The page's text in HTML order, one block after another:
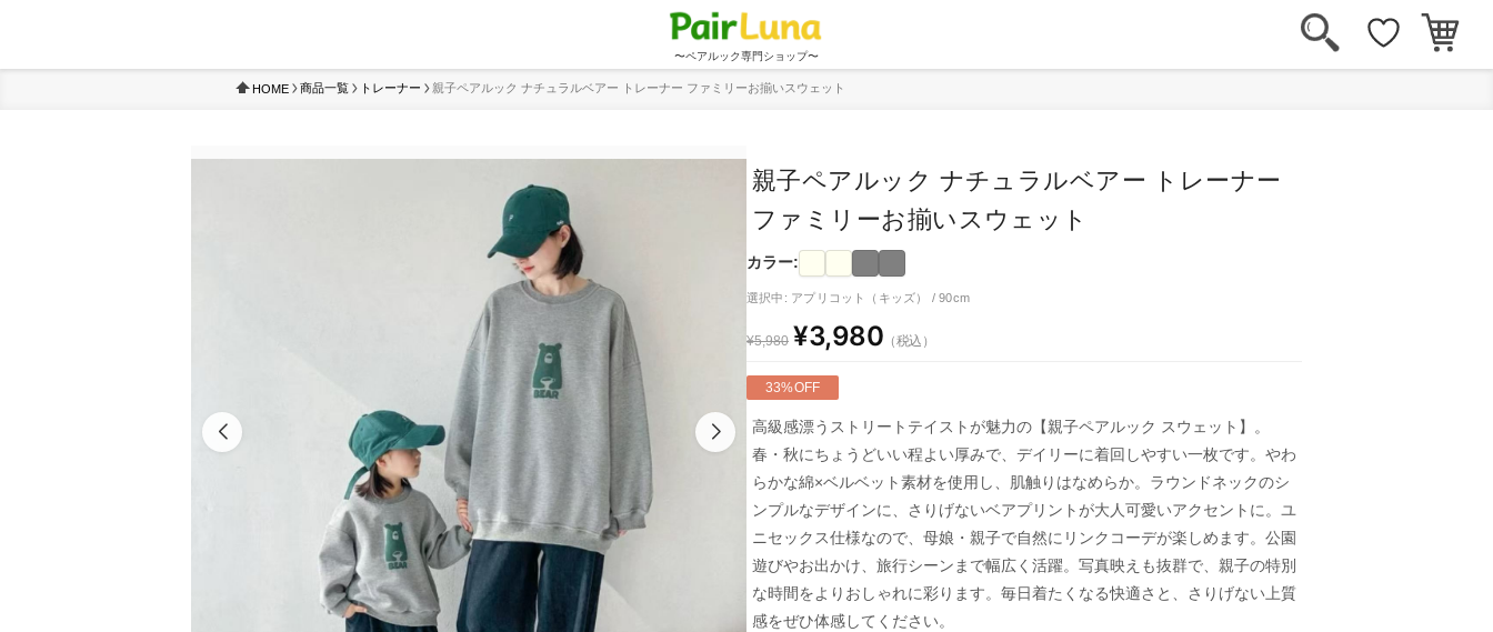
〜ペアルック専門ショップ〜
HOME 商品一覧 トレーナー 親子ペアルック ナチュラルベアー トレーナー ファミリーお揃いスウェット
親子ペアルック ナチュラルベアー トレーナー
ファミリーお揃いスウェット
カラー:
選択中: アプリコット（キッズ） / 90cm
¥5,980 ¥3,980 （税込）
33%OFF
高級感漂うストリートテイストが魅力の【親子ペアルック スウェット】。
春・秋にちょうどいい程よい厚みで、デイリーに着回しやすい一枚です。やわ
らかな綿×ベルベット素材を使用し、肌触りはなめらか。ラウンドネックのシ
ンプルなデザインに、さりげないベアプリントが大人可愛いアクセントに。ユ
ニセックス仕様なので、母娘・親子で自然にリンクコーデが楽しめます。公園
遊びやお出かけ、旅行シーンまで幅広く活躍。写真映えも抜群で、親子の特別
な時間をよりおしゃれに彩ります。毎日着たくなる快適さと、さりげない上質
感をぜひ体感してください。